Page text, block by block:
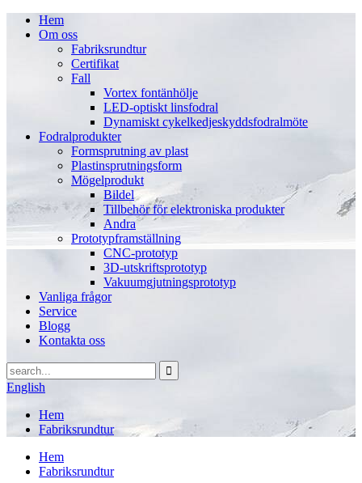
Hem
Om oss
Fabriksrundtur
Certifikat
Fall
Vortex fontänhölje
LED-optiskt linsfodral
Dynamiskt cykelkedjeskyddsfodralmöte
Fodralprodukter
Formsprutning av plast
Plastinsprutningsform
Mögelprodukt
Bildel
Tillbehör för elektroniska produkter
Andra
Prototypframställning
CNC-prototyp
3D-utskriftsprototyp
Vakuumgjutningsprototyp
Vanliga frågor
Service
Blogg
Kontakta oss
English
Hem
Fabriksrundtur
Hem
Fabriksrundtur